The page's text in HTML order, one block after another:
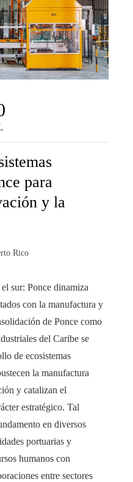
para
y la
Rico
sur: Ponce dinamiza
con la manufactura y
de Ponce como
del Caribe se
de ecosistemas
la manufactura
y catalizan el
estratégico. Tal
en diversos
portuarias y
humanos con
entre sectores